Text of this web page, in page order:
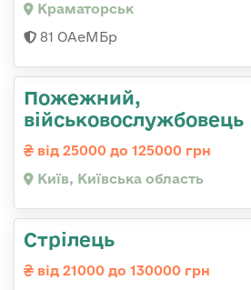
Краматорськ
81 ОАеМБр
Пожежний,
військовослужбовець
від 25000 до 125000 грн
Київ, Київська область
Стрілець
від 21000 до 130000 грн